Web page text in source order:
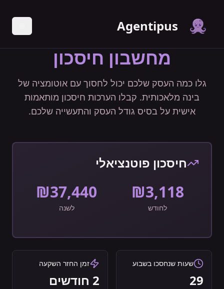
Agentipus
מחשבון חיסכון
גלו כמה העסק שלכם יכול לחסוך עם אוטומציה של
בינה מלאכותית. קבלו הערכות חיסכון מותאמות
אישית על בסיס גודל העסק והתעשייה שלכם.
חיסכון פוטנציאלי
₪3,118
לחודש
₪37,440
לשנה
שעות שנחסכו בשבוע
29
זמן החזר השקעה
2 חודשים